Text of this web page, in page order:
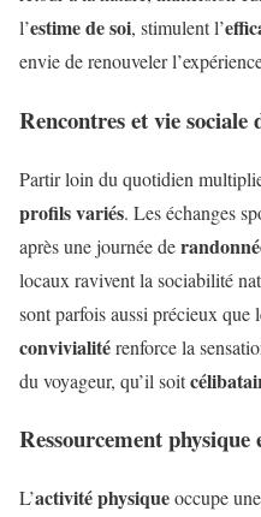
l’estime de soi, stimulent l’
envie de renouveler
Rencontres et vie sociale
Partir loin du quotidien
profils variés. Les échanges
après une journée de
locaux ravivent la sociabilité
sont parfois aussi précieux que
convivialitérenforce la
du voyageur, qu’il soit
Ressourcement physique
L’activité physiqueoccupe